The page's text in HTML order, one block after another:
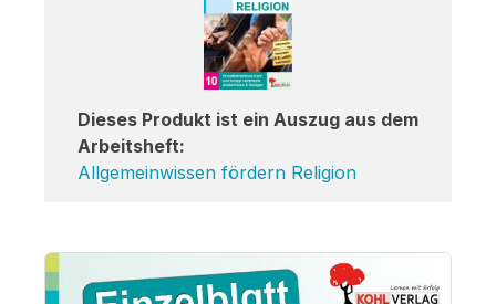
Dieses Produkt ist ein Auszug aus dem
Arbeitsheft:
Allgemeinwissen fördern Religion
Bildergalerie überspringen